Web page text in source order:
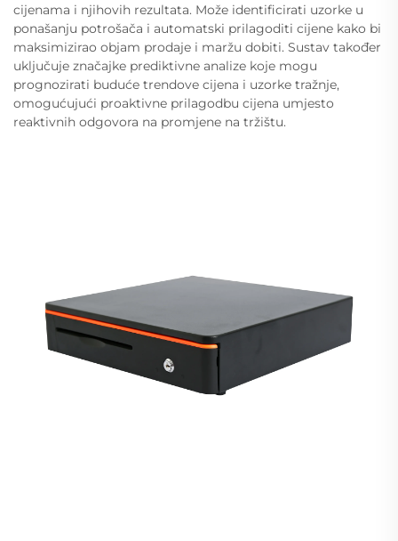
cijenama i njihovih rezultata. Može identificirati uzorke u
ponašanju potrošača i automatski prilagoditi cijene kako bi
maksimizirao objam prodaje i maržu dobiti. Sustav također
uključuje značajke prediktivne analize koje mogu
prognozirati buduće trendove cijena i uzorke tražnje,
omogućujući proaktivne prilagodbu cijena umjesto
reaktivnih odgovora na promjene na tržištu.